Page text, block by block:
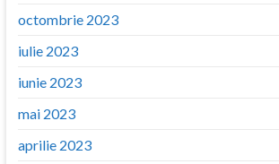
octombrie 2023
iulie 2023
iunie 2023
mai 2023
aprilie 2023